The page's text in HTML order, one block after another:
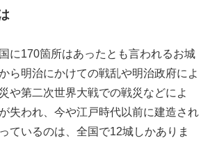
に170箇所はあったとも言われるお城
ら明治にかけての戦乱や明治政府によ
や第二次世界大戦での戦災などによ
失われ、今や江戸時代以前に建造され
ているのは、全国で12城しかありま